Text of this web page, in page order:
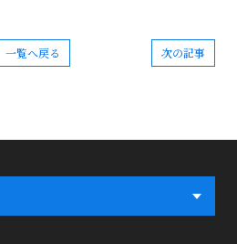
次の記事
一覧へ戻る